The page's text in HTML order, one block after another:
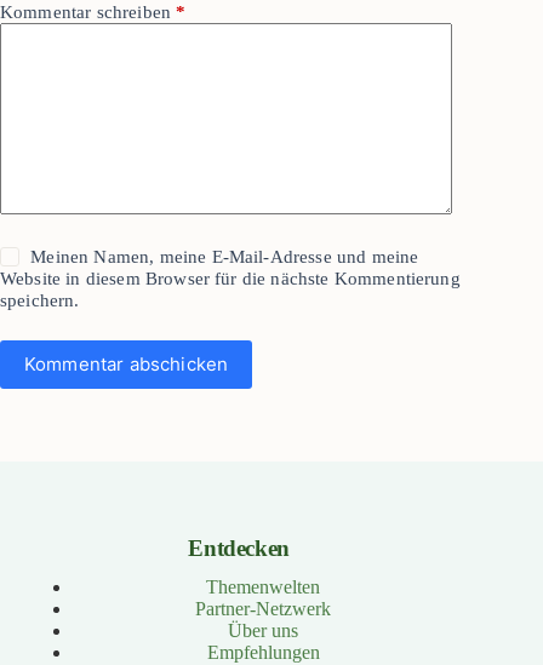
Kommentar schreiben *
Meinen Namen, meine E-Mail-Adresse und meine
Website in diesem Browser für die nächste Kommentierung
speichern.
Kommentar abschicken
Entdecken
Themenwelten
Partner-Netzwerk
Über uns
Empfehlungen